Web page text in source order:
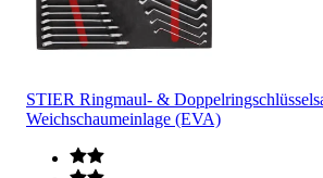
STIER Ringmaul- &
Weichschaumeinlage (EVA)